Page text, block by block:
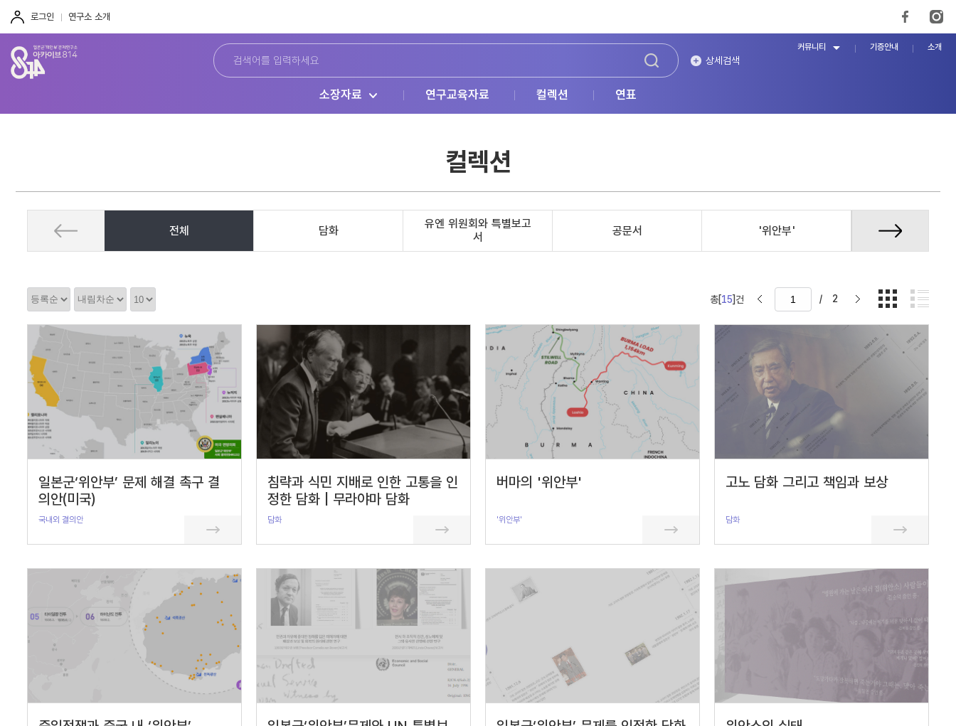
로그인 연구소 소개
상세검색
소장자료 연구교육자료 컬렉션 연표
커뮤니티 기증안내 소개
컬렉션
전체 담화
유엔 위원회와 특별보고
서
공문서 '위안부' 국내외 결의
정
렬
정
렬
순
서
정
렬
갯
수
총[15]건 / 2
일본군‘위안부’ 문제 해결 촉구 결
의안(미국)
국내외 결의안
침략과 식민 지배로 인한 고통을 인
정한 담화 | 무라야마 담화
담화
버마의 '위안부'
'위안부'
고노 담화 그리고 책임과 보상
담화